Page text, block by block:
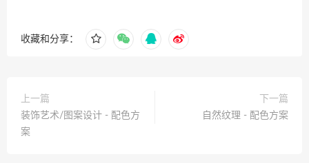
收藏和分享：
上一篇
装饰艺术/图案设计 - 配色方
案
下一篇
自然纹理 - 配色方案